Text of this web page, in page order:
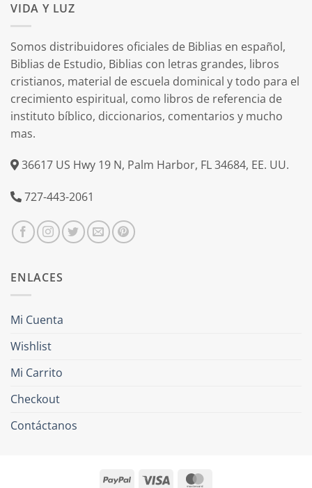
VIDA Y LUZ
Somos distribuidores oficiales de Biblias en español,
Biblias de Estudio, Biblias con letras grandes, libros
cristianos, material de escuela dominical y todo para el
crecimiento espiritual, como libros de referencia de
instituto bíblico, diccionarios, comentarios y mucho
mas.
36617 US Hwy 19 N, Palm Harbor, FL 34684, EE. UU.
727-443-2061
ENLACES
Mi Cuenta
Wishlist
Mi Carrito
Checkout
Contáctanos
PayPal Visa